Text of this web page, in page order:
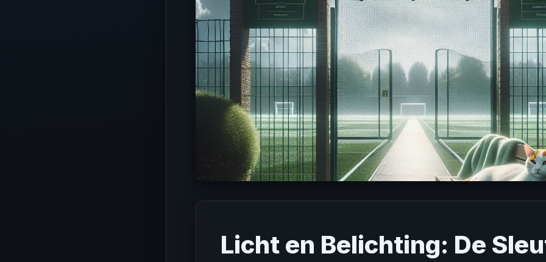
Licht en Belichting: De